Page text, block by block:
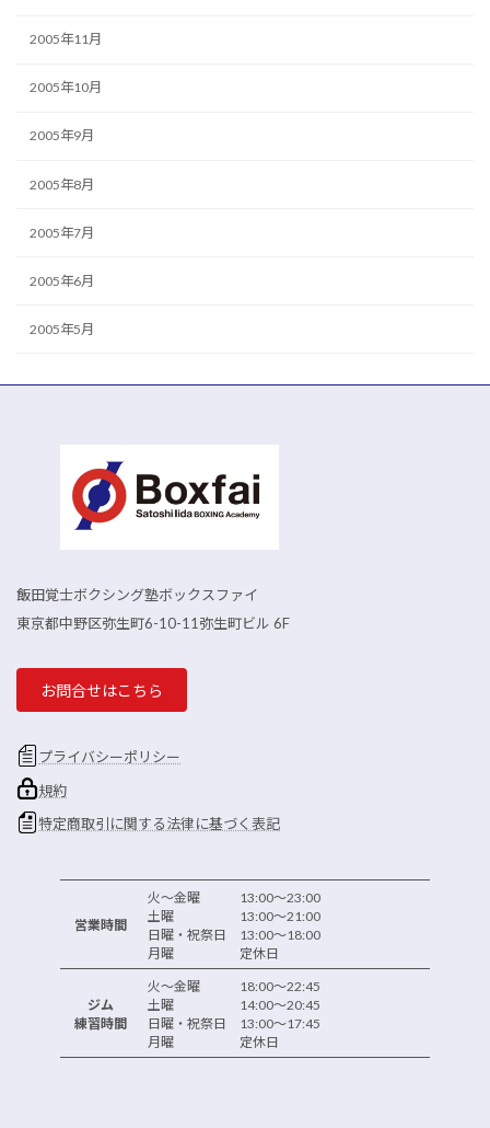
2005年11月
2005年10月
2005年9月
2005年8月
2005年7月
2005年6月
2005年5月
飯田覚士ボクシング塾ボックスファイ
東京都中野区弥生町6-10-11弥生町ビル 6F
お問合せはこちら
プライバシーポリシー
規約
特定商取引に関する法律に基づく表記
営業時間
火～金曜 13:00～23:00
土曜 13:00～21:00
日曜・祝祭日 13:00～18:00
月曜 定休日
ジム
練習時間
火～金曜 18:00～22:45
土曜 14:00～20:45
日曜・祝祭日 13:00～17:45
月曜 定休日